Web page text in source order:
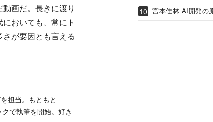
画だ。長きに渡り
おいても、常にト
が要因とも言える
担当。もともと
で執筆を開始。好き
宮本佳林 AI開発の